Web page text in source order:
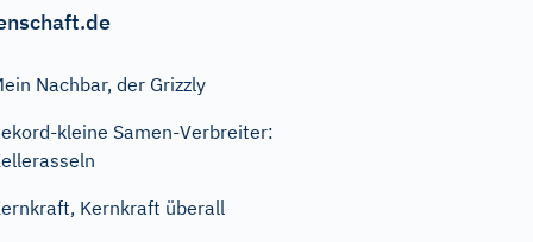
Nachbar, der Grizzly
kleine Samen-Verbreiter:
Kernkraft überall